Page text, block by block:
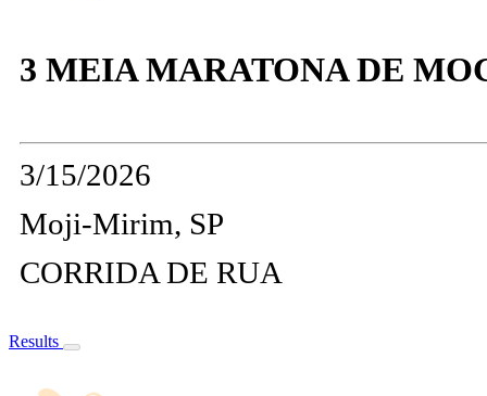
3 MEIA MARATONA DE
3/15/2026
Moji-Mirim, SP
CORRIDA DE RUA
Results